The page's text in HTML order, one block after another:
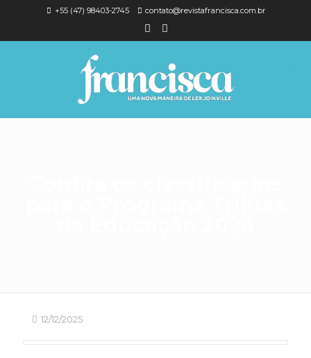
+55 (47) 98403-2745 contato@revistafrancisca.com.br
12/12/2025